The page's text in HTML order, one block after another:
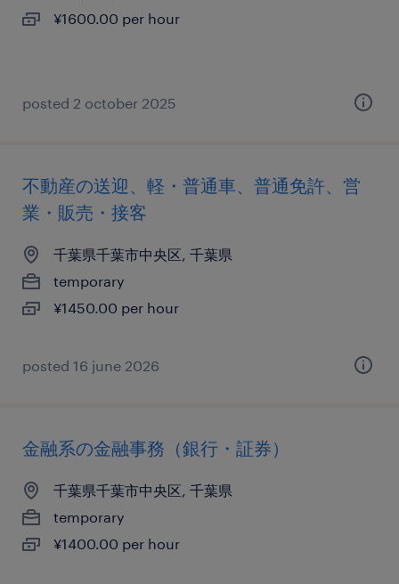
¥1600.00 per hour
posted 2 october 2025
不動産の送迎、軽・普通車、普通免許、営
業・販売・接客
千葉県千葉市中央区, 千葉県
temporary
¥1450.00 per hour
posted 16 june 2026
金融系の金融事務（銀行・証券）
千葉県千葉市中央区, 千葉県
temporary
¥1400.00 per hour